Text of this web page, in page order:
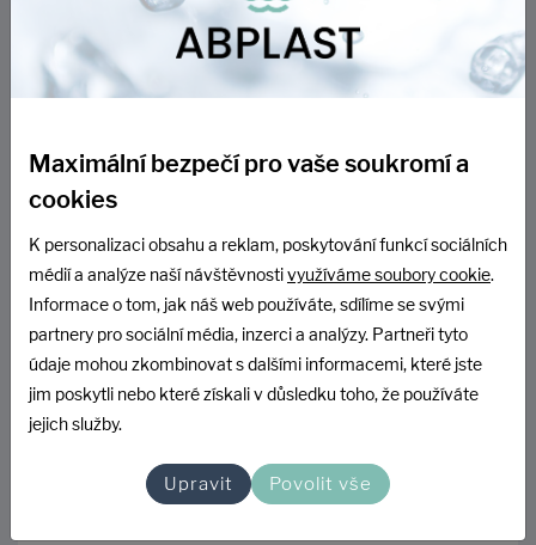
Akumulační element pro domovní ČOV AT6 - AT20
SKLADEM
1 629 Kč
1 346 Kč bez DPH
Maximální bezpečí pro vaše soukromí a
cookies
K personalizaci obsahu a reklam, poskytování funkcí sociálních
médií a analýze naší návštěvnostivyužíváme soubory cookie.
Informace o tom, jak náš web používáte, sdílíme se svými
partnery pro sociální média, inzerci a analýzy. Partneři tyto
údaje mohou zkombinovat s dalšími informacemi, které jste
jim poskytli nebo které získali v důsledku toho, že používáte
jejich služby.
Upravit Povolit vše